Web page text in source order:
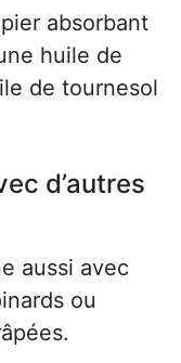
absorbant
huile de
de tournesol
d’autres
aussi avec
ou